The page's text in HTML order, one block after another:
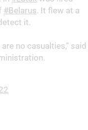
#Belarus. It flew at a
it.
no casualties," said